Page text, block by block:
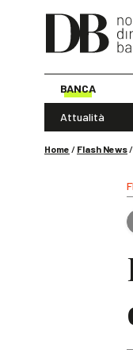
BANCA
Attualità
Home / Flash News/